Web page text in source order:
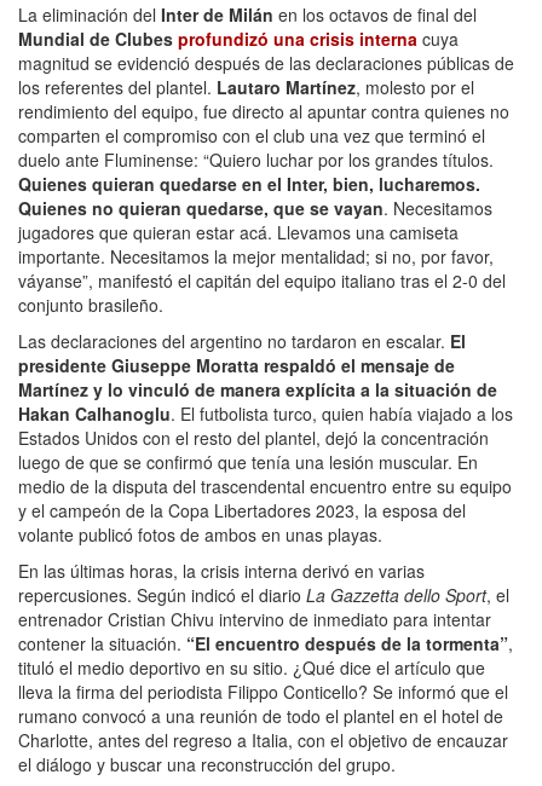
La eliminación del Inter de Milán en los octavos de final del
Mundial de Clubes profundizó una crisis interna cuya
magnitud se evidenció después de las declaraciones públicas de
los referentes del plantel. Lautaro Martínez, molesto por el
rendimiento del equipo, fue directo al apuntar contra quienes no
comparten el compromiso con el club una vez que terminó el
duelo ante Fluminense: “Quiero luchar por los grandes títulos.
Quienes quieran quedarse en el Inter, bien, lucharemos.
Quienes no quieran quedarse, que se vayan. Necesitamos
jugadores que quieran estar acá. Llevamos una camiseta
importante. Necesitamos la mejor mentalidad; si no, por favor,
váyanse”, manifestó el capitán del equipo italiano tras el 2-0 del
conjunto brasileño.
Las declaraciones del argentino no tardaron en escalar. El
presidente Giuseppe Moratta respaldó el mensaje de
Martínez y lo vinculó de manera explícita a la situación de
Hakan Calhanoglu. El futbolista turco, quien había viajado a los
Estados Unidos con el resto del plantel, dejó la concentración
luego de que se confirmó que tenía una lesión muscular. En
medio de la disputa del trascendental encuentro entre su equipo
y el campeón de la Copa Libertadores 2023, la esposa del
volante publicó fotos de ambos en unas playas.
En las últimas horas, la crisis interna derivó en varias
repercusiones. Según indicó el diario La Gazzetta dello Sport, el
entrenador Cristian Chivu intervino de inmediato para intentar
contener la situación. “El encuentro después de la tormenta”,
tituló el medio deportivo en su sitio. ¿Qué dice el artículo que
lleva la firma del periodista Filippo Conticello? Se informó que el
rumano convocó a una reunión de todo el plantel en el hotel de
Charlotte, antes del regreso a Italia, con el objetivo de encauzar
el diálogo y buscar una reconstrucción del grupo.